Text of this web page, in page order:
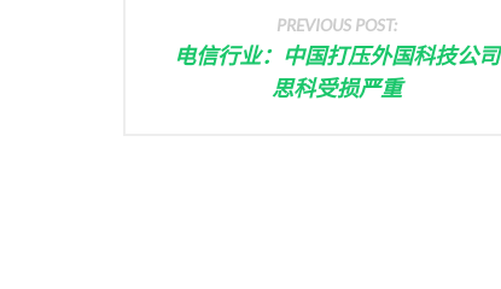
PREVIOUS POST:
电信行业：中国打压外国科技公司
思科受损严重